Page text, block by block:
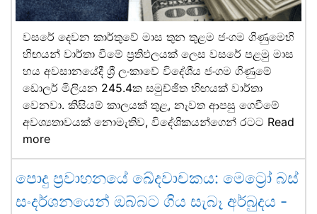
වසරේ දෙවන කාර්තුවේ මාස තුන තුළම ජංගම ගිණුමෙහි
හිඟයන් වාර්තා වීමේ ප්‍රතිඵලයක් ලෙස වසරේ පළමු මාස
හය අවසානයේදී ශ්‍රී ලංකාවේ විදේශීය ජංගම ගිණුමේ
ඩොලර් මිලියන 245.4ක සමුච්ඡිත හිඟයක් වාර්තා
වෙනවා. කිසියම් කාලයක් තුළ, නැවත ආපසු ගෙවීමේ
අවශ්‍යතාවයක් නොමැතිව, විදේශිකයන්ගෙන් රටට Read
more
පොදු ප්‍රවාහනයේ ඛේදවාචකය: මෙට්‍රෝ බස්
සංදර්ශනයෙන් ඔබ්බට ගිය සැබෑ අර්බුදය -